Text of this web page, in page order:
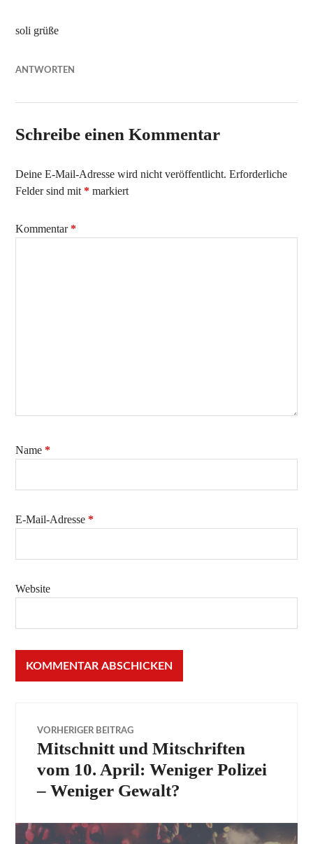
soli grüße
ANTWORTEN
Schreibe einen Kommentar
Deine E-Mail-Adresse wird nicht veröffentlicht. Erforderliche
Felder sind mit * markiert
Kommentar *
Name *
E-Mail-Adresse *
Website
Beitragsnavigation
VORHERIGER BEITRAG
Vorheriger
Beitrag:
Mitschnitt und Mitschriften
vom 10. April: Weniger Polizei
– Weniger Gewalt?